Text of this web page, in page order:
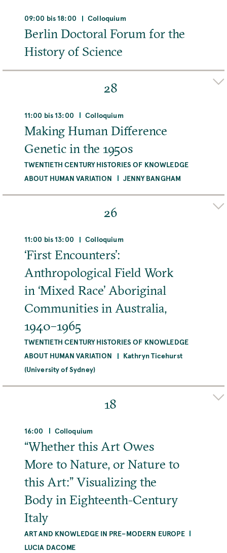
Max-Planck-Institut für Wissenschaftsgeschichte,
Boltzmannstraße 22, 14195 Berlin, Deutschland
MEHR
09:00 bis 18:00 Colloquium
Berlin Doctoral Forum for the
History of Science
Boltzmannstraße 22, 14195 Berlin, Deutschland
MEHR
28
11:00 bis 13:00 Colloquium
Making Human Difference
Genetic in the 1950s
TWENTIETH CENTURY HISTORIES OF KNOWLEDGE
ABOUT HUMAN VARIATION
JENNY BANGHAM
Boltzmannstraße 22, 14195 Berlin, Deutschland
MEHR
26
11:00 bis 13:00 Colloquium
‘First Encounters’:
Anthropological Field Work
in ‘Mixed Race’ Aboriginal
Communities in Australia,
1940–1965
TWENTIETH CENTURY HISTORIES OF KNOWLEDGE
ABOUT HUMAN VARIATION
Kathryn Ticehurst
(University of Sydney)
Max-Planck-Institut für Wissenschaftsgeschichte,
Boltzmannstraße 22, 14195 Berlin, Deutschland
MEHR
18
16:00 Colloquium
“Whether this Art Owes
More to Nature, or Nature to
this Art:” Visualizing the
Body in Eighteenth-Century
Italy
ART AND KNOWLEDGE IN PRE–MODERN EUROPE
LUCIA DACOME